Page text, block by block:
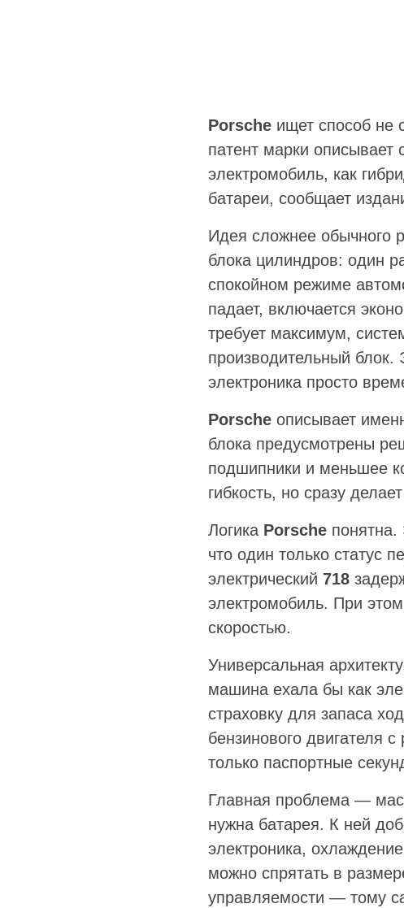
Porscheищет способ не
патент марки описывает
электромобиль, как
батареи, сообщает
Идея сложнее обычного
блока цилиндров: один
спокойном режиме
падает, включается
требует максимум,
производительный блок.
электроника просто
Porscheописывает
блока предусмотрены
подшипники и меньшее
гибкость, но сразу
Логика Porscheпонятна.
что один только статус
электрический 718
электромобиль. При
скоростью.
Универсальная
машина ехала бы как
страховку для запаса
бензинового двигателя
только паспортные
Главная проблема —
нужна батарея. К ней
электроника,
можно спрятать в
управляемости — тому